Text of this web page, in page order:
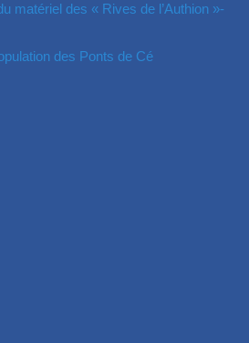
matériel des « Rives de l’Authion »-
des Ponts de Cé